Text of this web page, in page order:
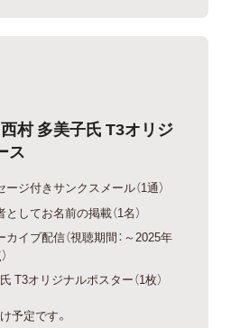
村 多美子氏 T3オリジ
ス
ジ付きサンクスメール（1通）
してお名前の掲載（1名）
イブ配信（視聴期間：～2025年
T3オリジナルポスター（1枚）
予定です。